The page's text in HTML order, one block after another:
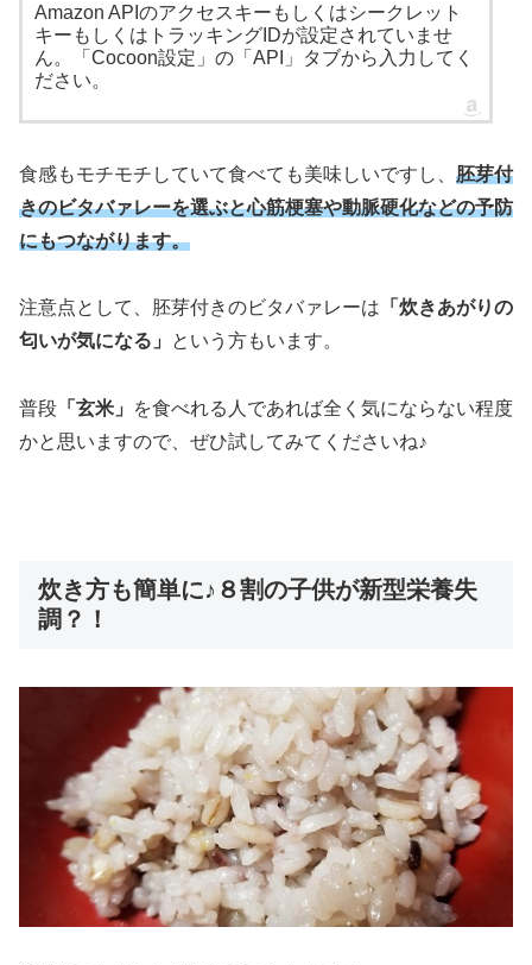
Amazon APIのアクセスキーもしくはシークレット
キーもしくはトラッキングIDが設定されていませ
ん。「Cocoon設定」の「API」タブから入力してく
ださい。
食感もモチモチしていて食べても美味しいですし、 胚芽付
きのビタバァレーを選ぶと心筋梗塞や動脈硬化などの予防
にもつながります。
注意点として、胚芽付きのビタバァレーは 「炊きあがりの
匂いが気になる」
という方もいます。
普段 「玄米」
を食べれる人であれば全く気にならない程度
かと思いますので、ぜひ試してみてくださいね♪
炊き方も簡単に♪８割の子供が新型栄養失
調？！